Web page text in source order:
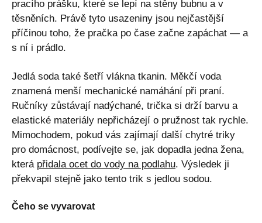
pracího prášku, které se lepí na stěny bubnu a v
těsněních. Právě tyto usazeniny jsou nejčastější
příčinou toho, že pračka po čase začne zapáchat — a
s ní i prádlo.
Jedlá soda také šetří vlákna tkanin. Měkčí voda
znamená menší mechanické namáhání při praní.
Ručníky zůstávají nadýchané, trička si drží barvu a
elastické materiály nepřicházejí o pružnost tak rychle.
Mimochodem, pokud vás zajímají další chytré triky
pro domácnost, podívejte se, jak dopadla jedna žena,
která přidala ocet do vody na podlahu. Výsledek ji
překvapil stejně jako tento trik s jedlou sodou.
Čeho se vyvarovat